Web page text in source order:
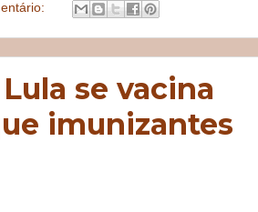
se vacina
imunizantes